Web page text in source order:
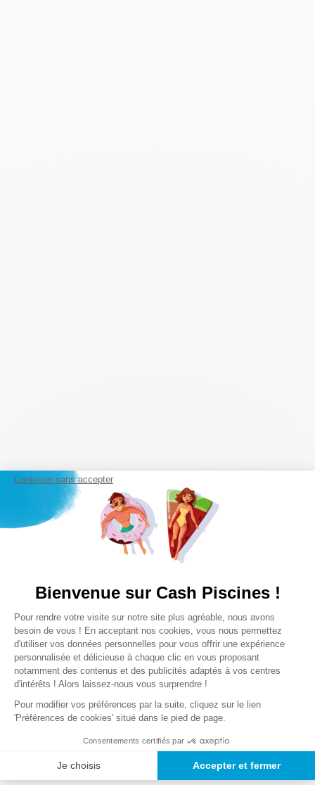
Continuer sans accepter
Bienvenue sur Cash Piscines !
Plateforme de Gestion du
Pour rendre votre visite sur notre site plus agréable, nous avons
besoin de vous ! En acceptant nos cookies, vous nous permettez
d'utiliser vos données personnelles pour vous offrir une expérience
personnalisée et délicieuse à chaque clic en vous proposant
notamment des contenus et des publicités adaptés à vos centres
d'intérêts ! Alors laissez-nous vous surprendre !
Pour modifier vos préférences par la suite, cliquez sur le lien
'Préférences de cookies' situé dans le pied de page.
Consentements certifiés par
Je choisis Accepter et fermer
Axeptio consent